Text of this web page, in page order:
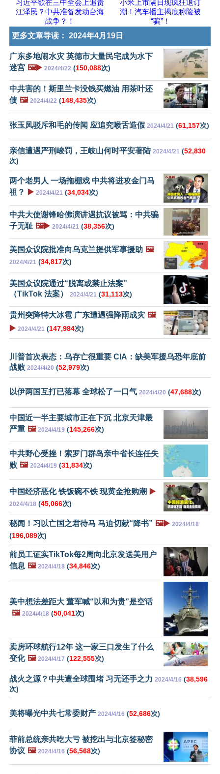
习近平欲在三中全会上追责
江泽民？中共准备发动台海
战争？！
小米上市隔日现疯狂退订
潮！汽车播主揭底称险被
“骗”！
更多文章导读： 2024年4月19日
广东多地闹水灾 英德市大量民宅成为水下
迷宫 🖼️▶️ 2024/4/22 (150,088次)
中共害的！斯里兰卡没钱买燃油 用茶叶还
债 🖼️ 2024/4/22 (148,435次)
张玉凤驳斥和毛的传闻 应追究喉舌造假 2024/4/21 (61,157次)
亲信遭遇严刑峻罚，王岐山何时平安著陆 2024/4/21 (52,830
次)
两个老男人 一场拖棚戏 中共将进攻金门马
祖？
▶️ 2024/4/21 (34,034次)
中共大使谢锋哈佛演讲遇抗议被骂：中共骗
子无耻 🖼️▶️ 2024/4/21 (38,356次)
美国众议院批准向乌克兰提供军事援助 🖼️
2024/4/21 (34,817次)
美国众议院通过“脱离或禁止法案”
（TikTok 法案）
2024/4/21 (31,113次)
贵州突降特大冰雹 广东遭遇强降雨成灾 🖼️
▶️ 2024/4/21 (147,984次)
川普首次表态：乌存亡很重要 CIA：缺美军援乌恐年底前
战败 2024/4/20 (52,979次)
以伊两国互打已落幕 全球松了一口气 2024/4/20 (47,688次)
中国近一半主要城市正在下沉 北京天津最
严重 🖼️ 2024/4/19 (145,266次)
中共野心受挫！索罗门群岛亲中省长连任失
败 🖼️ 2024/4/19 (31,834次)
中国经济恶化 铁饭碗不铁 现黄金抢购潮 ▶️
2024/4/18 (45,066次)
秘闻！习以亡国之君待马 马迫切献“降书” 🖼️▶️ 2024/4/18
(196,089次)
前员工证实TikTok每2周向北京发送美用户
信息 🖼️ 2024/4/18 (34,846次)
美中想法差距大 董军喊“以和为贵”是空话
🖼️ 2024/4/18 (50,041次)
卖房环球航行12年 这一家三口发生了什么
变化 🖼️ 2024/4/17 (122,555次)
战火之源？中共遭全球围堵 习无还手之力 2024/4/16 (38,596
次)
美将曝光中共七常委财产 2024/4/16 (52,686次)
菲前总统亲共吃大亏 被挖出与北京签秘密
协议 🖼️ 2024/4/16 (56,568次)